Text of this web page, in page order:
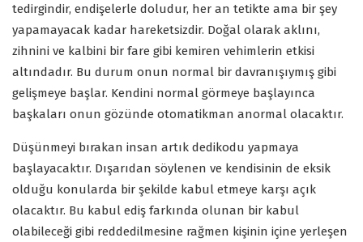
tedirgindir, endişelerle doludur, her an tetikte ama bir şey
yapamayacak kadar hareketsizdir. Doğal olarak aklını,
zihnini ve kalbini bir fare gibi kemiren vehimlerin etkisi
altındadır. Bu durum onun normal bir davranışıymış gibi
gelişmeye başlar. Kendini normal görmeye başlayınca
başkaları onun gözünde otomatikman anormal olacaktır.
Düşünmeyi bırakan insan artık dedikodu yapmaya
başlayacaktır. Dışarıdan söylenen ve kendisinin de eksik
olduğu konularda bir şekilde kabul etmeye karşı açık
olacaktır. Bu kabul ediş farkında olunan bir kabul
olabileceği gibi reddedilmesine rağmen kişinin içine yerleşen